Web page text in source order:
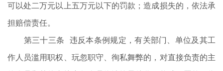
可以处二万元以上五万元以下的罚款；造成损失的，依法承
担赔偿责任。
第三十三条 违反本条例规定，有关部门、单位及其工
作人员滥用职权、玩忽职守、徇私舞弊的，对直接负责的主